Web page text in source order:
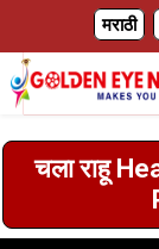
मराठी
चला राहू